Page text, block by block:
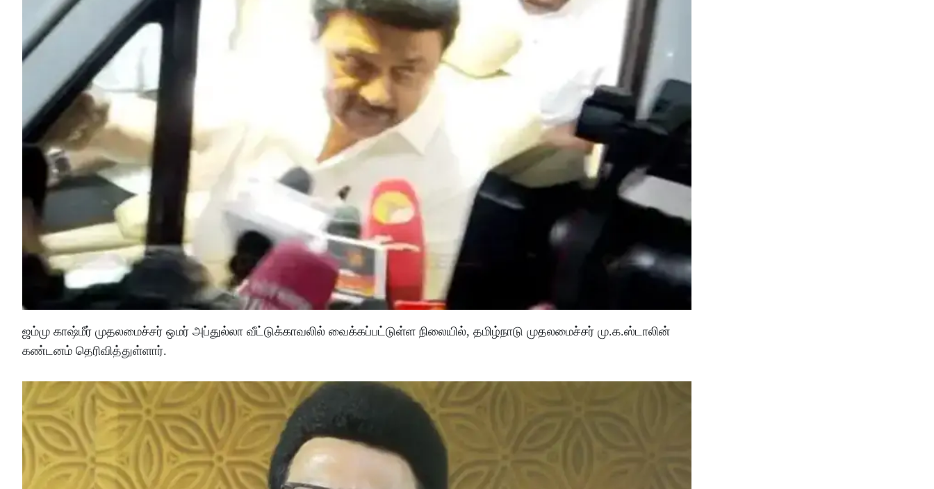
ஜம்மு காஷ்மீர் முதலமைச்சர் ஒமர் அப்துல்லா வீட்டுக்காவலில் வைக்கப்பட்டுள்ள நிலையில், தமிழ்நாடு முதலமைச்சர் மு.க.ஸ்டாலின்
கண்டனம் தெரிவித்துள்ளார்.